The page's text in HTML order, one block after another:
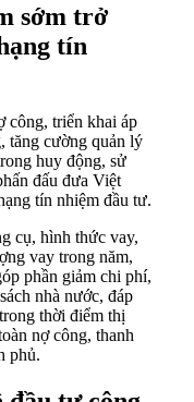
sớm trở
tín
công, triển khai áp
tăng cường quản lý
huy động, sử
đấu đưa Việt
tín nhiệm đầu tư.
cụ, hình thức vay,
vay trong năm,
phần giảm chi phí,
nhà nước, đáp
thời điểm thị
nợ công, thanh
phủ.